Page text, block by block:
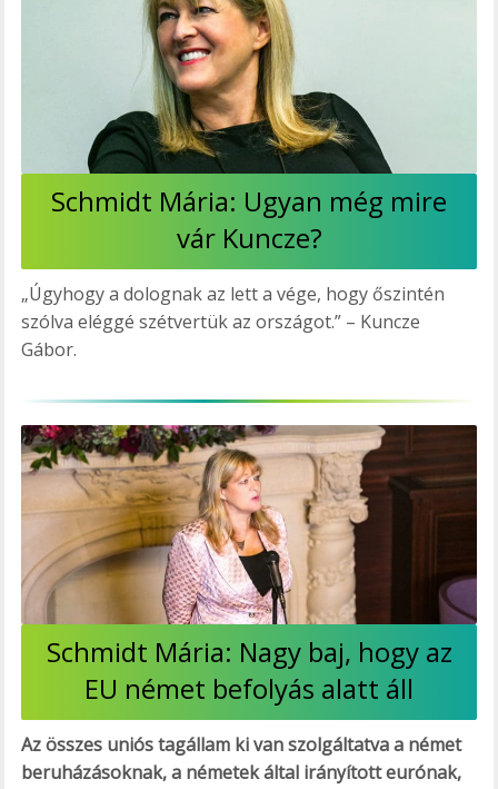
Schmidt Mária: Ugyan még mire
vár Kuncze?
„Úgyhogy a dolognak az lett a vége, hogy őszintén
szólva eléggé szétvertük az országot.” – Kuncze
Gábor.
Schmidt Mária: Nagy baj, hogy az
EU német befolyás alatt áll
Az összes uniós tagállam ki van szolgáltatva a német
beruházásoknak, a németek által irányított eurónak,